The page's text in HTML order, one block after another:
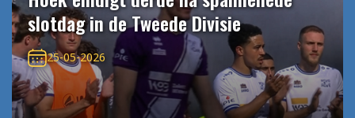
slotdag in de Tweede Divisie
25-05-2026